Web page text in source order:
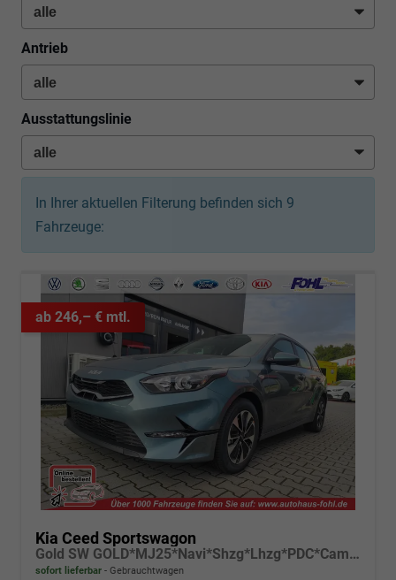
Antrieb
Ausstattungslinie
In Ihrer aktuellen Filterung befinden sich 9
Fahrzeuge:
ab 246,– € mtl.
Kia Ceed Sportswagon
Gold SW GOLD*MJ25*Navi*Shzg*Lhzg*PDC*Cam*16Zoll*
sofort lieferbar Gebrauchtwagen